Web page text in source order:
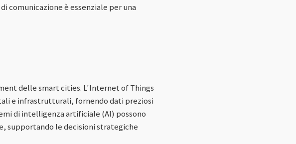
comunicazione è essenziale per una
delle smart cities. L'Internet of Things
e infrastrutturali, fornendo dati preziosi
di intelligenza artificiale (AI) possono
supportando le decisioni strategiche